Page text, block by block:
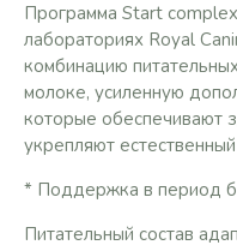
Программа Start
лабораториях Royal
комбинацию
молоке, усиленную
которые обеспечивают
укрепляют
* Поддержка в период
Питательный состав